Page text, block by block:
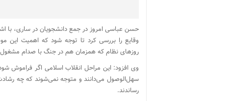
وقایع را بررسی کرد تا توجه شود که اهمیت این
روزهای نظام که همزمان هم در جنگ با صدام مشغول
وی افزود: این مراحل انقلاب اسلامی اگر فراموش
سهل‌الوصول می‌دانند و متوجه نمی‌شوند که چه
رساندند.